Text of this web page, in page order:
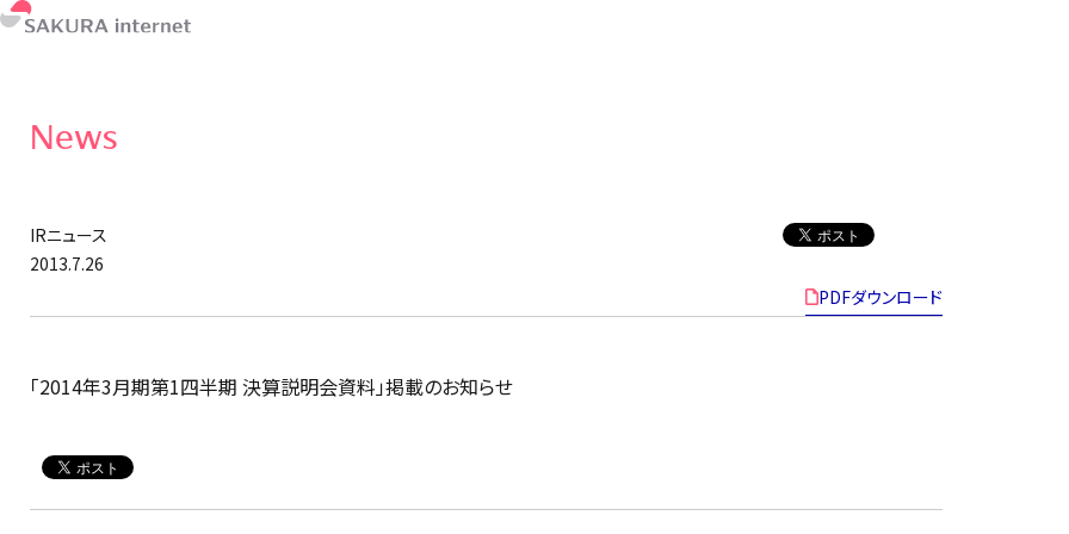
News
IRニュース
2013.7.26
PDFダウンロード
「2014年3月期第1四半期 決算説明会資料」掲載のお知らせ